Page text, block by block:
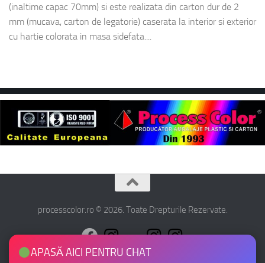
(inaltime capac 70mm) si este realizata din carton dur de 2
mm (mucava, carton de legatorie) caserata la interior si exterior
cu hartie colorata in masa sidefata....
processcolor.ro © 2026. Toate Drepturile Rezervate.
APASĂ AICI PENTRU CHAT